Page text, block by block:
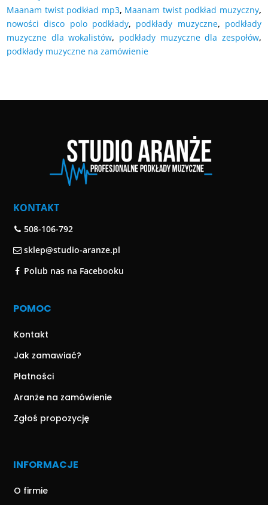
Maanam twist podkład mp3, Maanam twist podkład muzyczny,
nowości disco polo podkłady, podkłady muzyczne, podkłady
muzyczne dla wokalistów, podkłady muzyczne dla zespołów,
podkłady muzyczne na zamówienie
KONTAKT
508-106-792
sklep@studio-aranze.pl
Polub nas na Facebooku
POMOC
Kontakt
Jak zamawiać?
Płatności
Aranże na zamówienie
Zgłoś propozycję
INFORMACJE
O firmie